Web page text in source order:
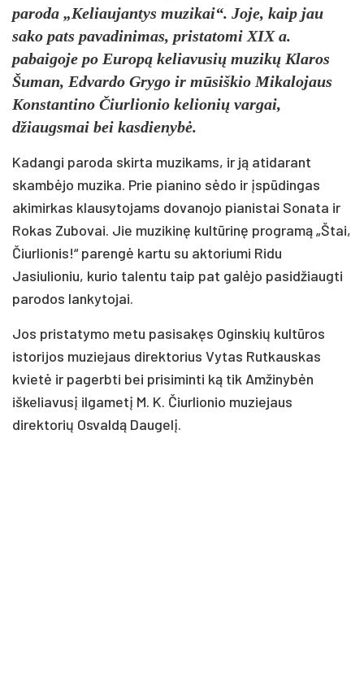
paroda „Keliaujantys muzikai“. Joje, kaip jau
sako pats pavadinimas, pristatomi XIX a.
pabaigoje po Europą keliavusių muzikų Klaros
Šuman, Edvardo Grygo ir mūsiškio Mikalojaus
Konstantino Čiurlionio kelionių vargai,
džiaugsmai bei kasdienybė.
Kadangi paroda skirta muzikams, ir ją atidarant
skambėjo muzika. Prie pianino sėdo ir įspūdingas
akimirkas klausytojams dovanojo pianistai Sonata ir
Rokas Zubovai. Jie muzikinę kultūrinę programą „Štai,
Čiurlionis!“ parengė kartu su aktoriumi Ridu
Jasiulioniu, kurio talentu taip pat galėjo pasidžiaugti
parodos lankytojai.
Jos pristatymo metu pasisakęs Oginskių kultūros
istorijos muziejaus direktorius Vytas Rutkauskas
kvietė ir pagerbti bei prisiminti ką tik Amžinybėn
iškeliavusį ilgametį M. K. Čiurlionio muziejaus
direktorių Osvaldą Daugelį.